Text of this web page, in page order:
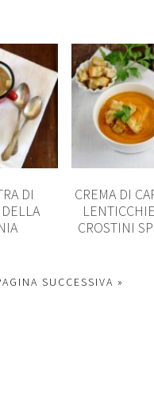
DI
CREMA DI
CROSTINI
SUCCESSIVA »